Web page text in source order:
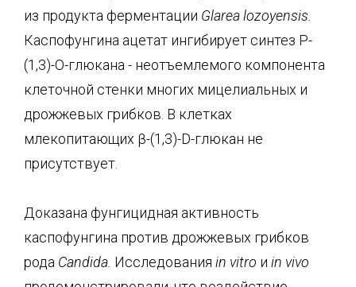
из продукта ферментации Glarealozoyensis
Каспофунгина ацетат ингибирует синтез Р-
(1,3)-О-глюкана - неотъемлемого компонента
клеточной стенки многих мицелиальных и
дрожжевых грибков. В клетках
млекопитающих β-(1,3)-D-глюкан не
присутствует.
Доказана фунгицидная активность
каспофунгина против дрожжевых грибков
рода Candida Исследования in vitro и in vivo